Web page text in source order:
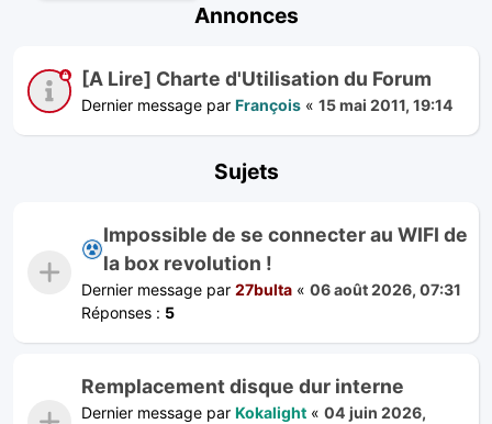
Annonces
[A Lire] Charte d'Utilisation du Forum
Dernier message par François « 15 mai 2011, 19:14
Sujets
Impossible de se connecter au WIFI de
la box revolution !
Dernier message par 27bulta « 06 août 2026, 07:31
Réponses : 5
Remplacement disque dur interne
Dernier message par Kokalight « 04 juin 2026,